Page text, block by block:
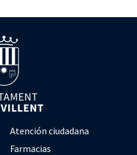
Atención ciudadana
Farmacias